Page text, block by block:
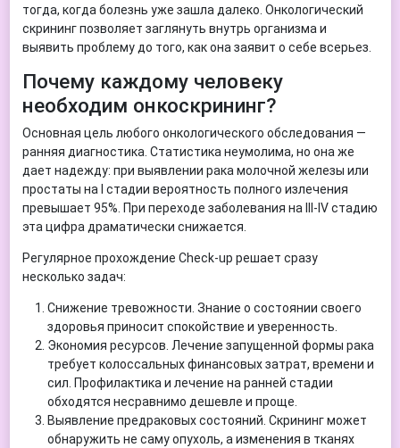
тогда, когда болезнь уже зашла далеко. Онкологический
скрининг позволяет заглянуть внутрь организма и
выявить проблему до того, как она заявит о себе всерьез.
Почему каждому человеку
необходим онкоскрининг?
Основная цель любого онкологического обследования —
ранняя диагностика. Статистика неумолима, но она же
дает надежду: при выявлении рака молочной железы или
простаты на I стадии вероятность полного излечения
превышает 95%. При переходе заболевания на III-IV стадию
эта цифра драматически снижается.
Регулярное прохождение Check-up решает сразу
несколько задач:
Снижение тревожности. Знание о состоянии своего
здоровья приносит спокойствие и уверенность.
Экономия ресурсов. Лечение запущенной формы рака
требует колоссальных финансовых затрат, времени и
сил. Профилактика и лечение на ранней стадии
обходятся несравнимо дешевле и проще.
Выявление предраковых состояний. Скрининг может
обнаружить не саму опухоль, а изменения в тканях